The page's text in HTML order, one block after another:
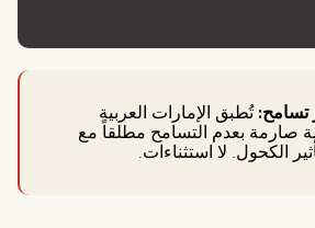
تسامح: تُطبق الإمارات العربية
صارمة بعدم التسامح مطلقاً مع
الكحول. لا استثناءات.